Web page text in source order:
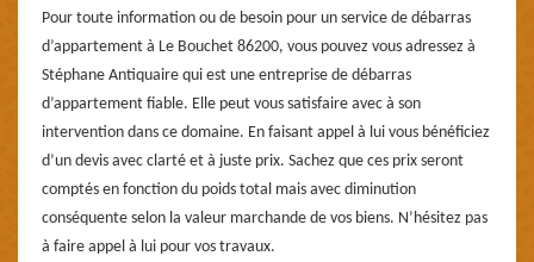
Pour toute information ou de besoin pour un service de débarras
d’appartement à Le Bouchet 86200, vous pouvez vous adressez à
Stéphane Antiquaire qui est une entreprise de débarras
d’appartement fiable. Elle peut vous satisfaire avec à son
intervention dans ce domaine. En faisant appel à lui vous bénéficiez
d’un devis avec clarté et à juste prix. Sachez que ces prix seront
comptés en fonction du poids total mais avec diminution
conséquente selon la valeur marchande de vos biens. N’hésitez pas
à faire appel à lui pour vos travaux.